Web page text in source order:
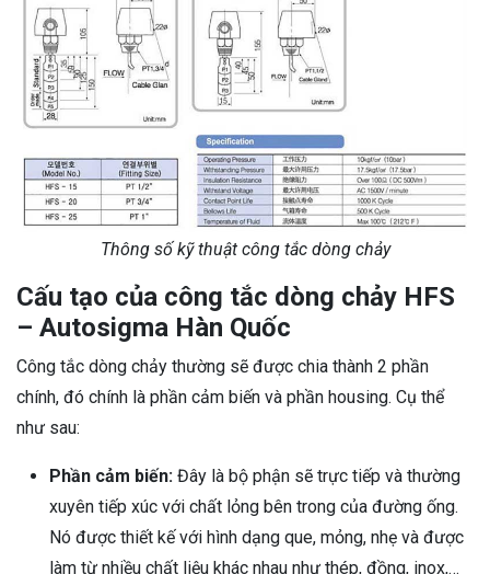
Thông số kỹ thuật công tắc dòng chảy
Cấu tạo của công tắc dòng chảy HFS
– Autosigma Hàn Quốc
Công tắc dòng chảy thường sẽ được chia thành 2 phần
chính, đó chính là phần cảm biến và phần housing. Cụ thể
như sau:
Phần cảm biến: Đây là bộ phận sẽ trực tiếp và thường
xuyên tiếp xúc với chất lỏng bên trong của đường ống.
Nó được thiết kế với hình dạng que, mỏng, nhẹ và được
làm từ nhiều chất liệu khác nhau như thép, đồng, inox,…